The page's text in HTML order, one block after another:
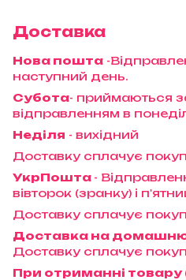
Доставка
Нова пошта -
наступний день.
Субота- приймаються
відправленням в
Неділя - вихідний
Доставку сплачує
УкрПошта -
вівторок (зранку) і
Доставку сплачує
Доставка на
Доставку сплачує
При отриманні